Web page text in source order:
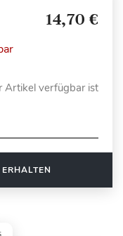
14,70 €
Artikel verfügbar ist